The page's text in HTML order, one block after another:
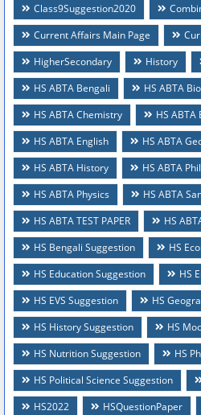
Class9Suggestion2020
Current Affairs Main Page
HigherSecondary
History
HS ABTA Bengali
HS ABTA
HS ABTA Chemistry
HS ABTA
HS ABTA English
HS ABTA
HS ABTA History
HS ABTA
HS ABTA Physics
HS ABTA
HS ABTA TEST PAPER
HS
HS Bengali Suggestion
HS
HS Education Suggestion
HS
HS EVS Suggestion
HS
HS History Suggestion
HS
HS Nutrition Suggestion
HS
HS Political Science Suggestion
HS2022
HSQuestionPaper